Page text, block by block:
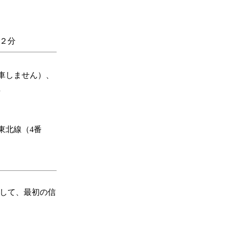
分
ません）、
北線（4番
て、最初の信